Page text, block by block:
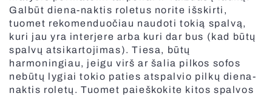
Fasado žaliuzės
Galbūt diena-naktis roletus norite išskirti,
tuomet rekomenduočiau naudoti tokią spalvą,
kuri jau yra interjere arba kuri dar bus (kad būtų
spalvų atsikartojimas). Tiesa, būtų
harmoningiau, jeigu virš ar šalia pilkos sofos
nebūtų lygiai tokio paties atspalvio pilkų diena-
naktis roletų. Tuomet paieškokite kitos spalvos